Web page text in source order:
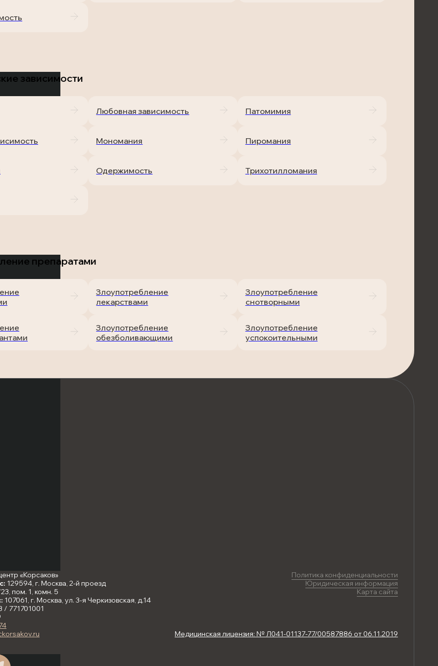
зависимости
Любовная зависимость
Мономания
Одержимость
Патомимия
Пиромания
Трихотилломания
препаратами
Злоупотребление
лекарствами
Злоупотребление
обезболивающими
Злоупотребление
снотворными
Злоупотребление
успокоительными
«Корсаков»
129594, г. Москва, 2-й проезд
пом. 1, комн. 5
107061, г. Москва, ул. 3-я Черкизовская, д.14
771701001
Политика конфиденциальности
Юридическая информация
Карта сайта
Медицинская лицензия: № Л041-01137-77/00587886 от 06.11.2019